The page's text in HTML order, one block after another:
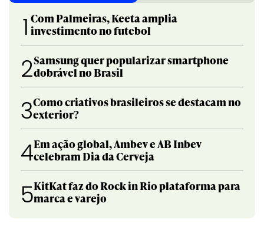
1 Com Palmeiras, Keeta amplia
investimento no futebol
2Samsung quer popularizar smartphone
dobrável no Brasil
3Como criativos brasileiros se destacam no
exterior?
4Em ação global, Ambev e AB Inbev
celebram Dia da Cerveja
5KitKat faz do Rock in Rio plataforma para
marca e varejo